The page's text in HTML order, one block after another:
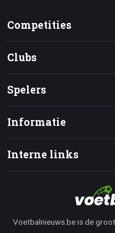
Competities
Clubs
Spelers
Informatie
Interne links
Voetbalnieuws.be is de